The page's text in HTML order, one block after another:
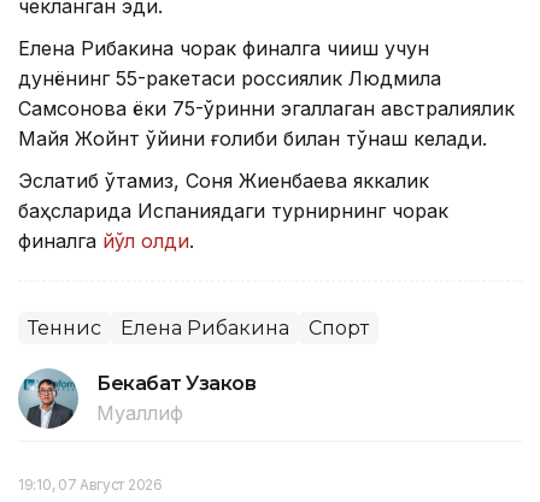
чекланган эди.
Елена Рибакина чорак финалга чиқиш учун
дунёнинг 55-ракетаси россиялик Людмила
Самсонова ёки 75-ўринни эгаллаган австралиялик
Майя Жойнт ўйини ғолиби билан тўқнаш келади.
Эслатиб ўтамиз, Соня Жиенбаева яккалик
баҳсларида Испаниядаги турнирнинг чорак
финалга йўл олди.
Теннис Елена Рибакина Спорт
Бекабат Узаков
Муаллиф
19:10, 07 Август 2026